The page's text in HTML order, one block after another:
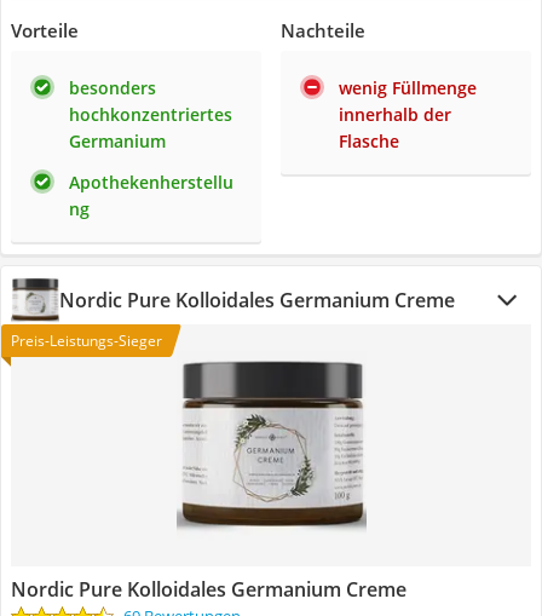
Vorteile
besonders
hochkonzentriertes
Germanium
Apothekenherstellu
ng
Nachteile
wenig Füllmenge
innerhalb der
Flasche
Nordic Pure Kolloidales Germanium Creme
Preis-Leistungs-Sieger
Nordic Pure Kolloidales Germanium Creme